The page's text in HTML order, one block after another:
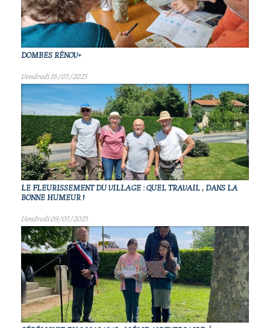
DOMBES RÉNOV+
Vendredi 16/05/2025
LE FLEURISSEMENT DU VILLAGE : QUEL TRAVAIL , DANS LA
BONNE HUMEUR !
Vendredi 09/05/2025